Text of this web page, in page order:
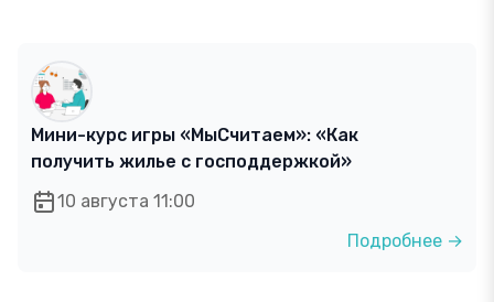
Мини-курс игры «МыСчитаем»: «Как
получить жилье с господдержкой»
10 августа 11:00
Подробнее →